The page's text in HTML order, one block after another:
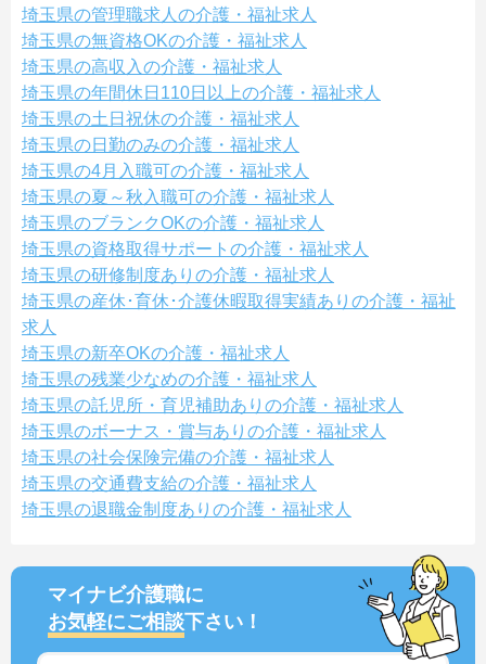
埼玉県の管理職求人の介護・福祉求人
埼玉県の無資格OKの介護・福祉求人
埼玉県の高収入の介護・福祉求人
埼玉県の年間休日110日以上の介護・福祉求人
埼玉県の土日祝休の介護・福祉求人
埼玉県の日勤のみの介護・福祉求人
埼玉県の4月入職可の介護・福祉求人
埼玉県の夏～秋入職可の介護・福祉求人
埼玉県のブランクOKの介護・福祉求人
埼玉県の資格取得サポートの介護・福祉求人
埼玉県の研修制度ありの介護・福祉求人
埼玉県の産休･育休･介護休暇取得実績ありの介護・福祉
求人
埼玉県の新卒OKの介護・福祉求人
埼玉県の残業少なめの介護・福祉求人
埼玉県の託児所・育児補助ありの介護・福祉求人
埼玉県のボーナス・賞与ありの介護・福祉求人
埼玉県の社会保険完備の介護・福祉求人
埼玉県の交通費支給の介護・福祉求人
埼玉県の退職金制度ありの介護・福祉求人
マイナビ介護職に
お気軽にご相談下さい！